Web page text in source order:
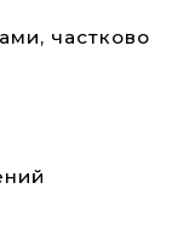
частково